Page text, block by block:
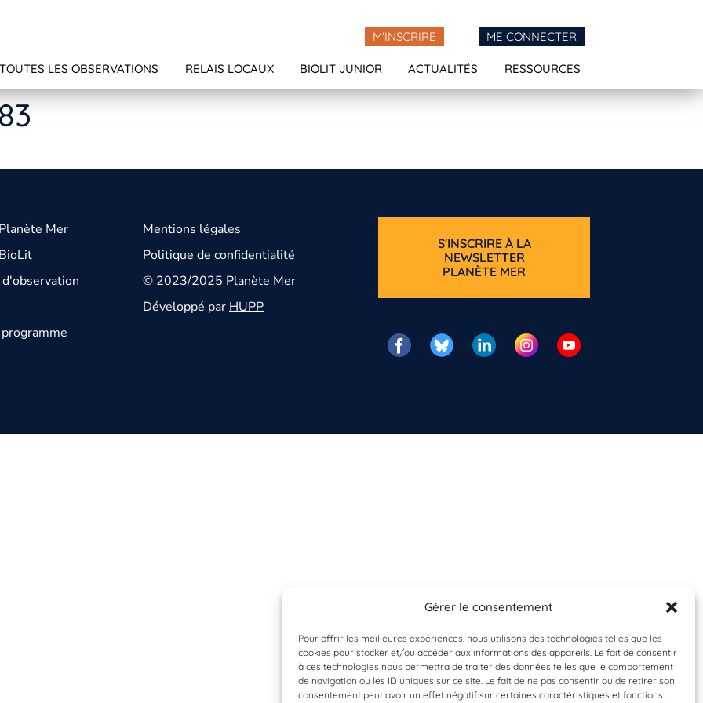
Gérer le consentement
Pour offrir les meilleures expériences, nous utilisons des technologies telles que les
cookies pour stocker et/ou accéder aux informations des appareils. Le fait de consentir
à ces technologies nous permettra de traiter des données telles que le comportement
de navigation ou les ID uniques sur ce site. Le fait de ne pas consentir ou de retirer son
consentement peut avoir un effet négatif sur certaines caractéristiques et fonctions.
M'INSCRIRE ME CONNECTER
TOUTES LES OBSERVATIONS RELAIS LOCAUX BIOLIT JUNIOR ACTUALITÉS RESSOURCES
Mer
Mentions légales
Politique de confidentialité
© 2023/2025 Planète Mer
Développé parHUPP
S'INSCRIRE À LA
NEWSLETTER
PLANÈTE MER